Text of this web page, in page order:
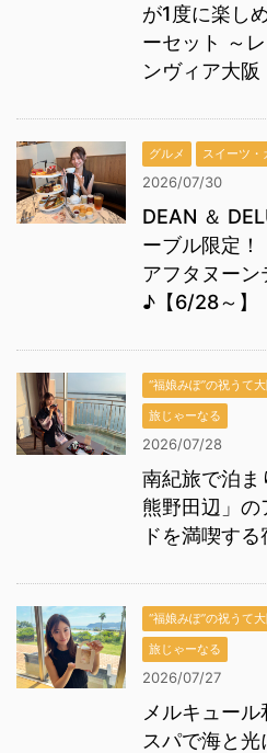
が1度に楽し
ーセット ～
ンヴィア大阪
グルメ スイーツ・
2026/07/30
DEAN ＆
ーブル限定
アフタヌー
♪【6/28～】
“福娘みぽ”の祝うて
旅じゃーなる
2026/07/28
南紀旅で泊ま
熊野田辺」
ドを満喫す
“福娘みぽ”の祝うて
旅じゃーなる
2026/07/27
メルキュー
スパで海と